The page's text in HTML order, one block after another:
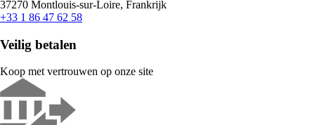
37270 Montlouis-sur-Loire, Frankrijk
+33 1 86 47 62 58
Veilig betalen
Koop met vertrouwen op onze site